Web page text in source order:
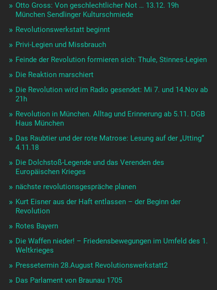
Otto Gross: Von geschlechtlicher Not … 13.12. 19h
München Sendlinger Kulturschmiede
Revolutionswerkstatt beginnt
Privi-Legien und Missbrauch
Feinde der Revolution formieren sich: Thule, Stinnes-Legien
Die Reaktion marschiert
Die Revolution wird im Radio gesendet: Mi 7. und 14.Nov ab
21h
Revolution in München. Alltag und Erinnerung ab 5.11. DGB
Haus München
Das Raubtier und der rote Matrose: Lesung auf der „Utting“
4.11.18
Die Dolchstoß-Legende und das Verenden des
Europäischen Krieges
nächste revolutionsgespräche planen
Kurt Eisner aus der Haft entlassen – der Beginn der
Revolution
Rotes Bayern
Die Waffen nieder! – Friedensbewegungen im Umfeld des 1.
Weltkrieges
Pressetermin 28.August Revolutionswerkstatt2
Das Parlament von Braunau 1705